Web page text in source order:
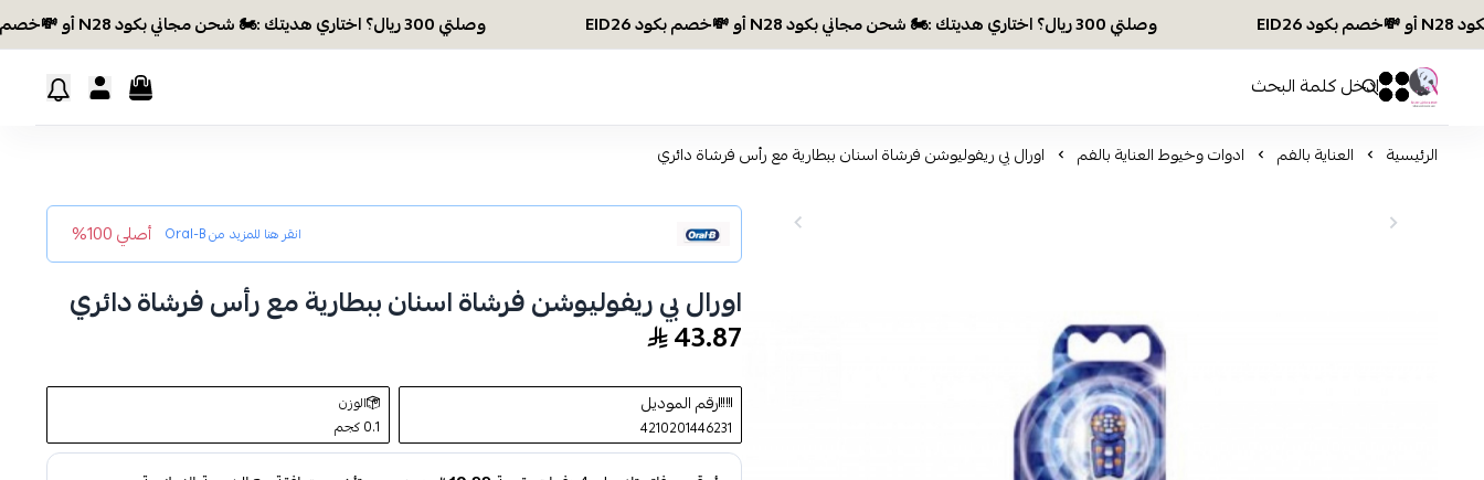
وصلتي 300 ريال؟ اختاري هديتك :🏍 شحن مجاني بكود N28 أو 💸خصم بكود EID26 وصلتي 300 ريال؟ اختاري هديتك :🏍 شحن مجاني بكود N28 أو 💸خصم بكود EID26
افكار ومخازن العناية
0 0
الرئيسية العناية بالفم ادوات وخيوط العناية بالفم اورال بي ريفوليوشن فرشاة اسنان ببطارية مع رأس فرشاة دائري
انقر هنا للمزيد منOral-B أصلي 100%
اورال بي ريفوليوشن فرشاة اسنان ببطارية مع رأس فرشاة دائري
43.87
رقم الموديل
4210201446231
الوزن
0.1 كجم